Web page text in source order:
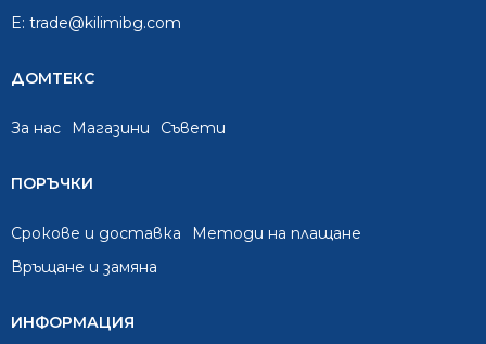
E: trade@kilimibg.com
ДОМТЕКС
За нас Mагазини Съвети
ПОРЪЧКИ
Срокове и доставка
Методи на плащане
Връщане и замяна
ИНФОРМАЦИЯ